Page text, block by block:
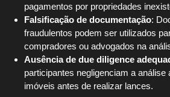
pagamentos por propriedades
Falsificação de documentação:
fraudulentos podem ser utilizados
compradores ou advogados na
Ausência de due diligence
participantes negligenciam a análise
imóveis antes de realizar lances.